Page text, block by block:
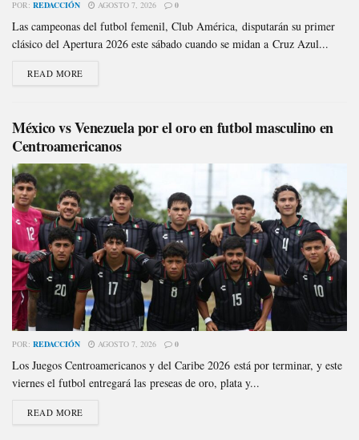
POR: REDACCIÓN AGOSTO 7, 2026 0
Las campeonas del futbol femenil, Club América, disputarán su primer
clásico del Apertura 2026 este sábado cuando se midan a Cruz Azul...
READ MORE
México vs Venezuela por el oro en futbol masculino en
Centroamericanos
POR: REDACCIÓN AGOSTO 7, 2026 0
Los Juegos Centroamericanos y del Caribe 2026 está por terminar, y este
viernes el futbol entregará las preseas de oro, plata y...
READ MORE